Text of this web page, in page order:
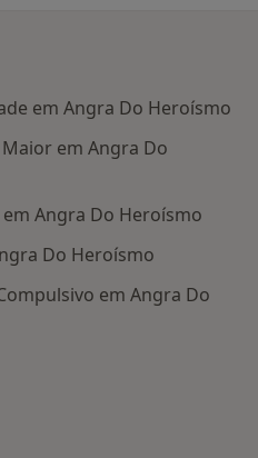
em Angra Do Heroísmo
em Angra Do
Angra Do Heroísmo
Do Heroísmo
em Angra Do